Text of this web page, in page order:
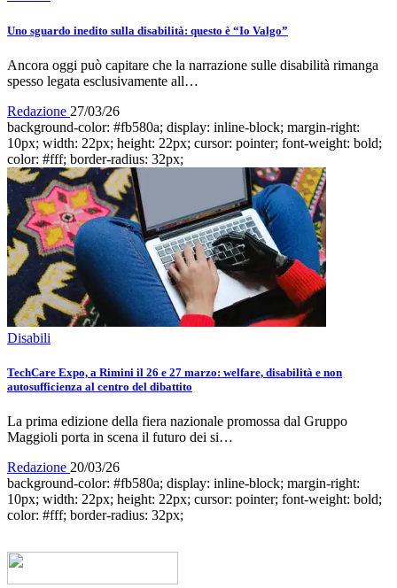
Uno sguardo inedito sulla disabilità: questo è “Io Valgo”
Ancora oggi può capitare che la narrazione sulle disabilità rimanga
spesso legata esclusivamente all…
Redazione 27/03/26
background-color: #fb580a; display: inline-block; margin-right:
10px; width: 22px; height: 22px; cursor: pointer; font-weight: bold;
color: #fff; border-radius: 32px;
Disabili
TechCare Expo, a Rimini il 26 e 27 marzo: welfare, disabilità e non
autosufficienza al centro del dibattito
La prima edizione della fiera nazionale promossa dal Gruppo
Maggioli porta in scena il futuro dei si…
Redazione 20/03/26
background-color: #fb580a; display: inline-block; margin-right:
10px; width: 22px; height: 22px; cursor: pointer; font-weight: bold;
color: #fff; border-radius: 32px;